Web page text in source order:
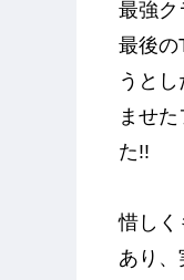
最強ク
最後の
うと
ませ
た!!
惜しく
あり